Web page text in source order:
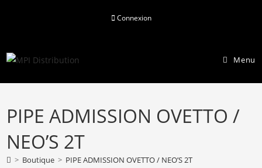
Connexion
Menu
PIPE ADMISSION OVETTO /
NEO’S 2T
> Boutique > PIPE ADMISSION OVETTO / NEO’S 2T